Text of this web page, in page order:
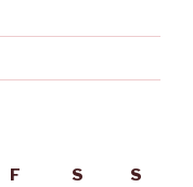
F S S